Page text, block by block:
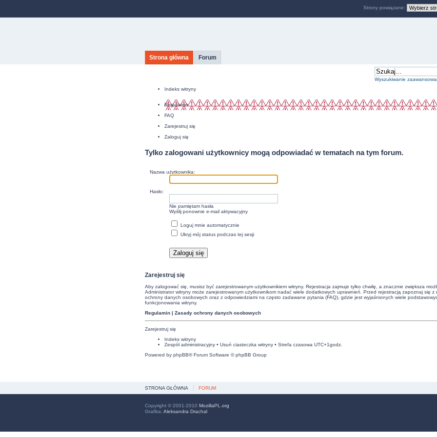
Strona główna Forum
Wyszukiwanie
Indeks witryny
Regulamin
FAQ
Zarejestruj się
Zaloguj się
Tylko zalogowani użytkownicy mogą odpowiadać w tematach na tym forum.
Nazwa użytkownika:
Hasło:
Nie pamiętam hasła
Wyślij ponownie e-mail aktywacyjny
Loguj mnie automatycznie
Ukryj mój status podczas tej sesji
Zarejestruj się
Aby zalogować się, musisz być zarejestrowanym użytkownikiem witryny. Rejestracja zajmuje tylko chwilę, a znacznie zwiększa
Administrator witryny może zarejestrowanym użytkownikom nadać wiele dodatkowych uprawnień. Przed rejestracją zapoznaj się z
ochrony danych osobowych oraz z odpowiedziami na często zadawane pytania (FAQ), gdzie jest wyjaśnionych wiele
funkcjonowania witryny.
Regulamin | Zasady ochrony danych osobowych
Zarejestruj się
Indeks witryny
Zespół administracyjny • Usuń ciasteczka witryny • Strefa czasowa UTC+1godz.
Powered by phpBB® Forum Software © phpBB Group
Strony powiązane:
STRONA GŁÓWNA FORUM
Copyright © 2001-2010 MozillaPL.org
Grafika: Aleksandra Drachal